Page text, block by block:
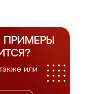
ПРИМЕРЫ
или